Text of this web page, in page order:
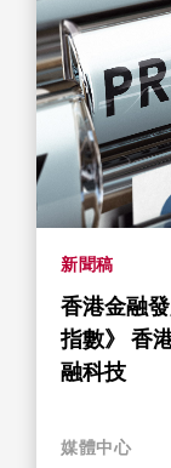
新聞稿
香港金融
指數》 香港鞏
融科技
媒體中心